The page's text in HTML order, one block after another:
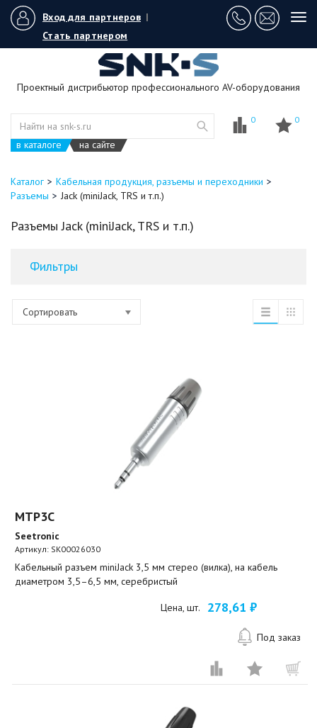
Вход для партнеров |
Стать партнером
Проектный дистрибьютор профессионального AV-оборудования
в каталоге на сайте
0 0
Каталог
Кабельная продукция, разъемы и переходники
Разъемы
Jack (miniJack, TRS и т.п.)
Разъемы Jack (miniJack, TRS и т.п.)
Фильтры
Сортировать
MTP3C
Seetronic
Артикул: SK00026030
Кабельный разъем miniJack 3,5 мм стерео (вилка), на кабель
диаметром 3,5–6,5 мм, серебристый
Цена, шт. 278,61 ₽
Под заказ